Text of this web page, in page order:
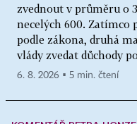
zvednout v průměru o
necelých 600. Zatímco
podle zákona, druhá
vlády zvedat důchody
6. 8. 2026 ▪ 5 min. čtení